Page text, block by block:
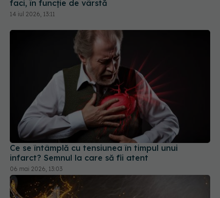
faci, în funcție de vârstă
14 iul 2026, 13:11
Ce se întâmplă cu tensiunea în timpul unui
infarct? Semnul la care să fii atent
06 mai 2026, 13:03